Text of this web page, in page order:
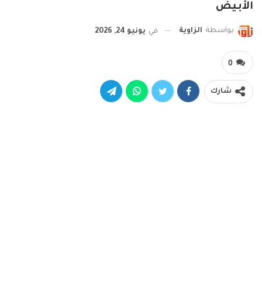
الأبيض
بواسطة الزاوية في يونيو 24, 2026
0
شارك